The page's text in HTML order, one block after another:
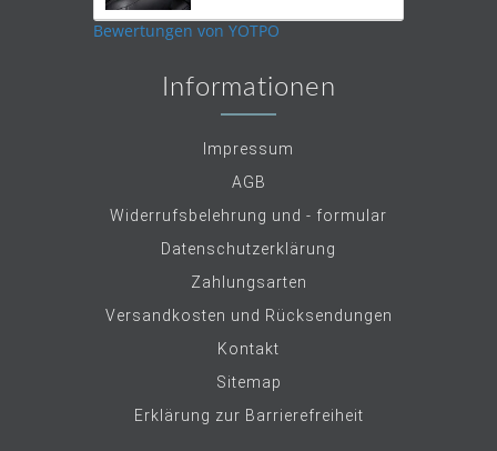
rating
Bewertungen von YOTPO
Informationen
Impressum
AGB
Widerrufsbelehrung und - formular
Datenschutzerklärung
Zahlungsarten
Versandkosten und Rücksendungen
Kontakt
Sitemap
Erklärung zur Barrierefreiheit